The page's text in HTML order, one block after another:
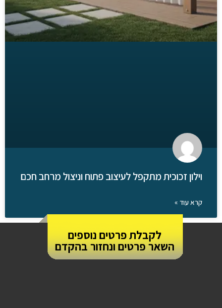
וילון זכוכית מתקפל לעיצוב פתוח וניצול מרחב חכם
קרא עוד »
לקבלת פרטים נוספים
השאר פרטים ונחזור בהקדם